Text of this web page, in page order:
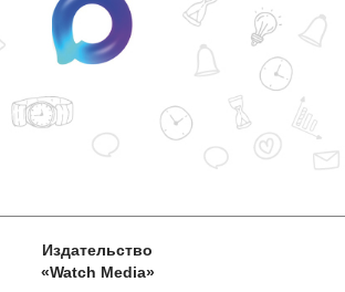
Издательство
«Watch Media»